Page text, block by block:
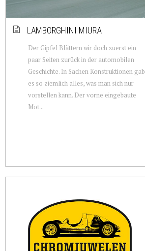
LAMBORGHINI MIURA
Der Gipfel Blättern wir doch zuerst ein
paar Seiten zurück in der automobilen
Geschichte. In Sachen Konstruktionen gab
es so ziemlich alles, was man sich nur
vorstellen kann. Der vorne eingebaute
Mot...